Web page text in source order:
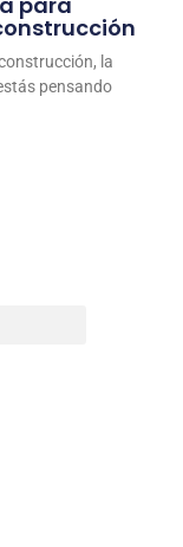
la
pensando